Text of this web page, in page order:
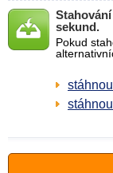
sekund.
Pokud